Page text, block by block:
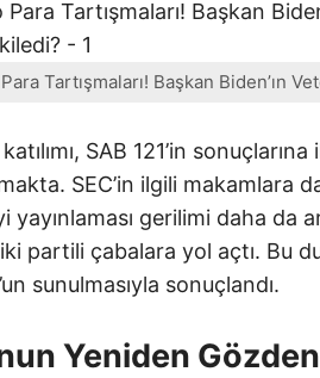
Tartışmaları! Başkan Biden’ın
katılımı, SAB 121’in
SEC’in ilgili makamlara
yayınlaması gerilimi daha da
partili çabalara yol açtı. Bu
sunulmasıyla sonuçlandı.
Yeniden